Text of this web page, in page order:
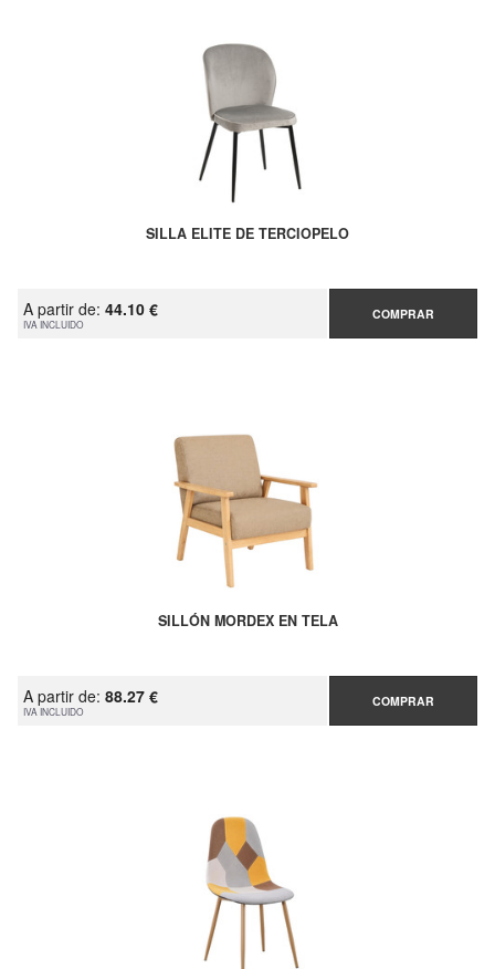
SILLA ELITE DE TERCIOPELO
A partir de: 44.10 €
IVA INCLUIDO
COMPRAR
SILLÓN MORDEX EN TELA
A partir de: 88.27 €
IVA INCLUIDO
COMPRAR